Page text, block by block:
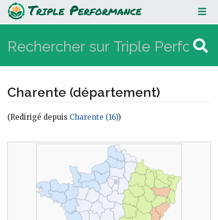
Charente (département)
Charente (département)
(Redirigé depuis Charente (16))